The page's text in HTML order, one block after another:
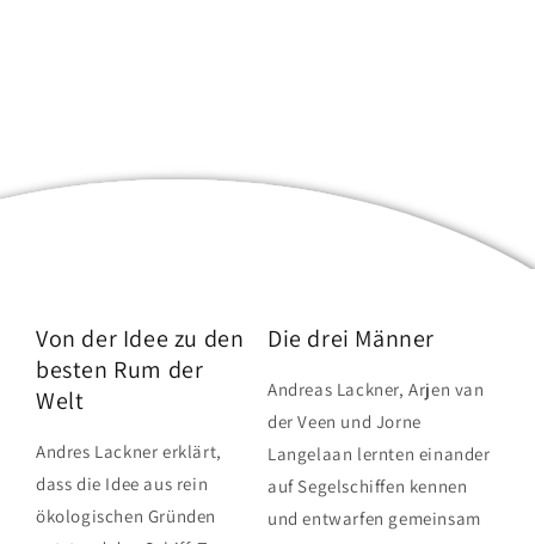
Von der Idee zu den
besten Rum der
Welt
Andres Lackner erklärt,
dass die Idee aus rein
ökologischen Gründen
Die drei Männer
Andreas Lackner, Arjen van
der Veen und Jorne
Langelaan lernten einander
auf Segelschiffen kennen
und entwarfen gemeinsam